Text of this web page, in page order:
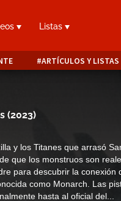
Listas
ARTÍCULOS Y LISTAS
(2023)
y los Titanes que arrasó
que los monstruos son
para descubrir la conexión
como Monarch. Las
hasta al oficial del...